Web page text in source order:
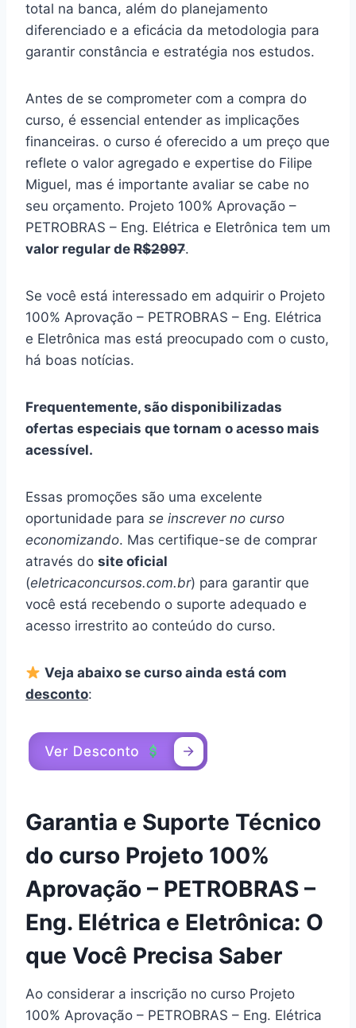
total na banca, além do planejamento
diferenciado e a eficácia da metodologia para
garantir constância e estratégia nos estudos.
Antes de se comprometer com a compra do
curso, é essencial entender as implicações
financeiras. o curso é oferecido a um preço que
reflete o valor agregado e expertise do Filipe
Miguel, mas é importante avaliar se cabe no
seu orçamento. Projeto 100% Aprovação –
PETROBRAS – Eng. Elétrica e Eletrônica tem um
valor regular de R$2997.
Se você está interessado em adquirir o Projeto
100% Aprovação – PETROBRAS – Eng. Elétrica
e Eletrônica mas está preocupado com o custo,
há boas notícias.
Frequentemente, são disponibilizadas
ofertas especiais que tornam o acesso mais
acessível.
Essas promoções são uma excelente
oportunidade para se inscrever no curso
economizando. Mas certifique-se de comprar
através do site oficial
(eletricaconcursos.com.br) para garantir que
você está recebendo o suporte adequado e
acesso irrestrito ao conteúdo do curso.
Veja abaixo se curso ainda está com
desconto:
Garantia e Suporte Técnico
do curso Projeto 100%
Aprovação – PETROBRAS –
Eng. Elétrica e Eletrônica: O
que Você Precisa Saber
Ao considerar a inscrição no curso Projeto
100% Aprovação – PETROBRAS – Eng. Elétrica